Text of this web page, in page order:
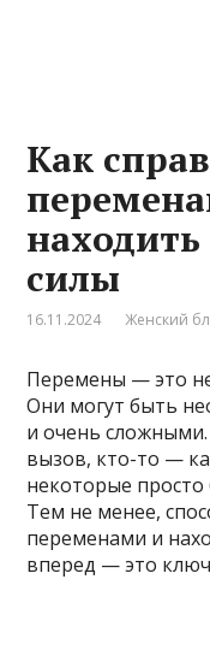
Как
силы
16.11.2024 Женский
Перемены — это
Они могут быть
и очень
вызов, кто-то —
некоторые просто
Тем не менее,
переменами и
вперед — это